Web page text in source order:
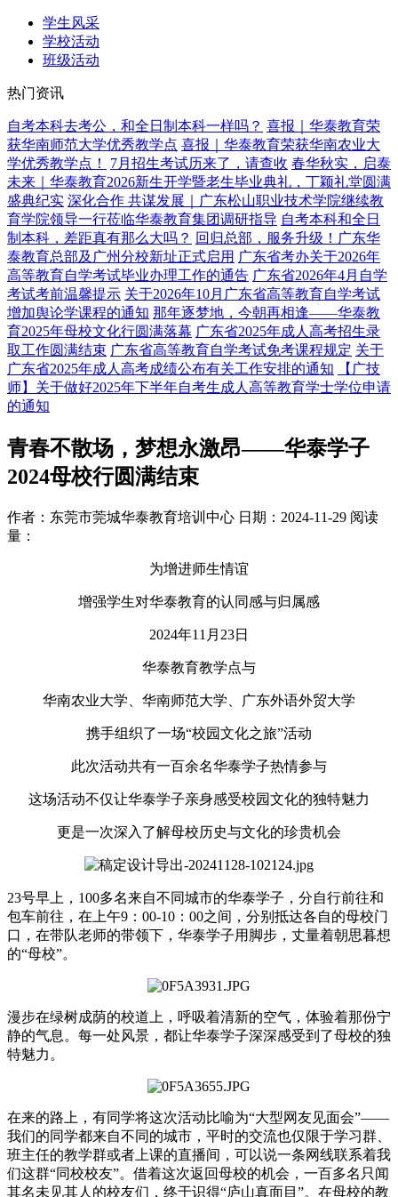
学生风采
学校活动
班级活动
热门资讯
自考本科去考公，和全日制本科一样吗？ 喜报｜华泰教育荣
获华南师范大学优秀教学点 喜报｜华泰教育荣获华南农业大
学优秀教学点！
7月招生考试历来了，请查收 春华秋实，启泰
未来｜华泰教育2026新生开学暨老生毕业典礼，丁颖礼堂圆满
盛典纪实 深化合作 共谋发展｜广东松山职业技术学院继续教
育学院领导一行莅临华泰教育集团调研指导 自考本科和全日
制本科，差距真有那么大吗？ 回归总部，服务升级！广东华
泰教育总部及广州分校新址正式启用 广东省考办关于2026年
高等教育自学考试毕业办理工作的通告 广东省2026年4月自学
考试考前温馨提示 关于2026年10月广东省高等教育自学考试
增加舆论学课程的通知 那年逐梦地，今朝再相逢——华泰教
育2025年母校文化行圆满落幕 广东省2025年成人高考招生录
取工作圆满结束 广东省高等教育自学考试免考课程规定 关于
广东省2025年成人高考成绩公布有关工作安排的通知
【广技
师】关于做好2025年下半年自考生成人高等教育学士学位申请
的通知
青春不散场，梦想永激昂——华泰学子
2024母校行圆满结束
作者：东莞市莞城华泰教育培训中心 日期：2024-11-29 阅读
量：
为增进师生情谊
增强学生对华泰教育的认同感与归属感
2024年11月23日
华泰教育教学点与
华南农业大学、华南师范大学、广东外语外贸大学
携手组织了一场“校园文化之旅”活动
此次活动共有一百余名华泰学子热情参与
这场活动不仅让华泰学子亲身感受校园文化的独特魅力
更是一次深入了解母校历史与文化的珍贵机会
23号早上，100多名来自不同城市的华泰学子，分自行前往和
包车前往，在上午9：00-10：00之间，分别抵达各自的母校门
口，在带队老师的带领下，华泰学子用脚步，丈量着朝思暮想
的“母校”。
漫步在绿树成荫的校道上，呼吸着清新的空气，体验着那份宁
静的气息。每一处风景，都让华泰学子深深感受到了母校的独
特魅力。
在来的路上，有同学将这次活动比喻为“大型网友见面会”——
我们的同学都来自不同的城市，平时的交流也仅限于学习群、
班主任的教学群或者上课的直播间，可以说一条网线联系着我
们这群“同校校友”。 借着这次返回母校的机会，一百多名只闻
其名未见其人的校友们，终于识得“庐山真面目”。在母校的教